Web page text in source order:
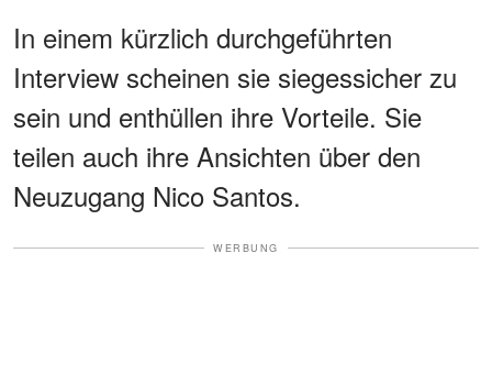
In einem kürzlich durchgeführten
Interview scheinen sie siegessicher zu
sein und enthüllen ihre Vorteile. Sie
teilen auch ihre Ansichten über den
Neuzugang Nico Santos.
WERBUNG